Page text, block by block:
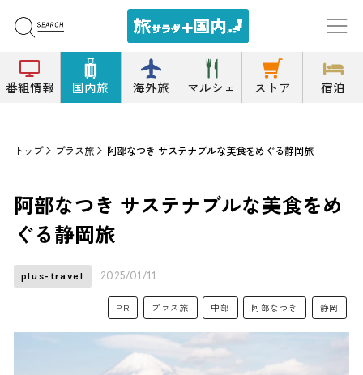
番組情報 国内旅 海外旅 マルシェ ストア 宿泊
トップ プラス旅 阿部なつき サステナブルな美食をめぐる静岡旅
阿部なつき サステナブルな美食をめ
ぐる静岡旅
plus-travel 2025/01/11
PR プラス旅 中部 阿部なつき 静岡